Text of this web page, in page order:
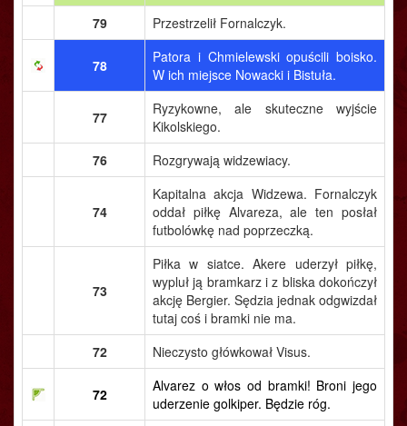
79
Przestrzelił Fornalczyk.
78
Patora i Chmielewski opuścili boisko.
W ich miejsce Nowacki i Bistuła.
77
Ryzykowne, ale skuteczne wyjście
Kikolskiego.
76
Rozgrywają widzewiacy.
74
Kapitalna akcja Widzewa. Fornalczyk
oddał piłkę Alvareza, ale ten posłał
futbolówkę nad poprzeczką.
73
Piłka w siatce. Akere uderzył piłkę,
wypluł ją bramkarz i z bliska dokończył
akcję Bergier. Sędzia jednak odgwizdał
tutaj coś i bramki nie ma.
72
Nieczysto główkował Visus.
72
Alvarez o włos od bramki! Broni jego
uderzenie golkiper. Będzie róg.